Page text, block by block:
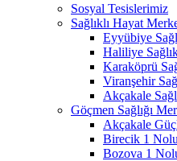
Sosyal Tesislerimiz
Sağlıklı Hayat
Eyyübiye
Haliliye
Karaköprü
Viranşehir
Akçakale
Göçmen Sağlığı
Akçakale
Birecik 1
Bozova 1